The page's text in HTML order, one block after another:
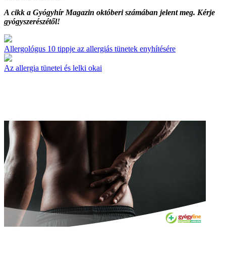
A cikk a Gyógyhír Magazin októberi számában jelent meg. Kérje
gyógyszerészétől!
Allergológus 10 tippje az allergiás tünetek enyhítésére
Az allergia tünetei és lelki okai